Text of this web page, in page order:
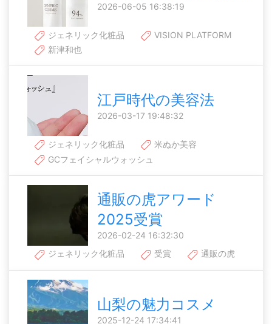
2026-06-05 16:38:19
ジェネリック化粧品
VISION PLATFORM
新津和也
江戸時代の美容法
2026-03-17 19:48:32
ジェネリック化粧品
米ぬか美容
GCフェイシャルウォッシュ
通販の虎アワード
2025受賞
2026-02-24 16:32:30
ジェネリック化粧品
受賞 通販の虎
山梨の魅力コスメ
2025-12-24 17:34:41